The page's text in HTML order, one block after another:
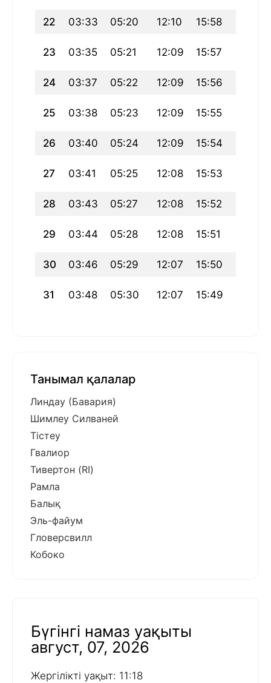
22 03:33 05:20 12:10 15:58
23 03:35 05:21 12:09 15:57
24 03:37 05:22 12:09 15:56
25 03:38 05:23 12:09 15:55
26 03:40 05:24 12:09 15:54
27 03:41 05:25 12:08 15:53
28 03:43 05:27 12:08 15:52
29 03:44 05:28 12:08 15:51
30 03:46 05:29 12:07 15:50
31 03:48 05:30 12:07 15:49
Танымал қалалар
Линдау (Бавария)
Шимлеу Силваней
Тістеу
Гвалиор
Тивертон (RI)
Рамла
Балық
Эль-файум
Гловерсвилл
Кобоко
Бүгінгі намаз уақыты
август, 07, 2026
Жергілікті уақыт: 11:18